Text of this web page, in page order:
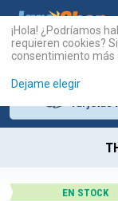
EN STOCK
¡Hola! ¿Podríamos
requieren cookies?
consentimiento más
Dejame elegir